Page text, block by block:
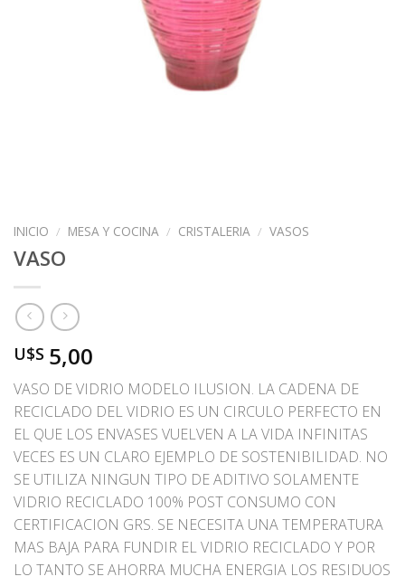
INICIO / MESA Y COCINA / CRISTALERIA / VASOS
VASO
U$S 5,00
VASO DE VIDRIO MODELO ILUSION. LA CADENA DE
RECICLADO DEL VIDRIO ES UN CIRCULO PERFECTO EN
EL QUE LOS ENVASES VUELVEN A LA VIDA INFINITAS
VECES ES UN CLARO EJEMPLO DE SOSTENIBILIDAD. NO
SE UTILIZA NINGUN TIPO DE ADITIVO SOLAMENTE
VIDRIO RECICLADO 100% POST CONSUMO CON
CERTIFICACION GRS. SE NECESITA UNA TEMPERATURA
MAS BAJA PARA FUNDIR EL VIDRIO RECICLADO Y POR
LO TANTO SE AHORRA MUCHA ENERGIA LOS RESIDUOS